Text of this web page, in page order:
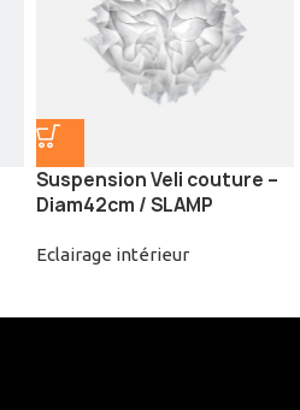
Suspension Veli couture –
Diam42cm / SLAMP
Eclairage intérieur